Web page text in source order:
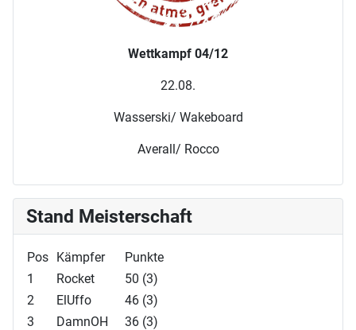
Wettkampf 04/12
22.08.
Wasserski/ Wakeboard
Averall/ Rocco
Stand Meisterschaft
Pos Kämpfer
Punkte
1
Rocket
50 (3)
2
ElUffo
46 (3)
3
DamnOH
36 (3)